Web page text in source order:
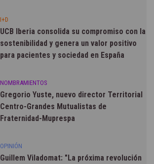
I+D
UCB Iberia consolida su compromiso con la
sostenibilidad y genera un valor positivo
para pacientes y sociedad en España
NOMBRAMIENTOS
Gregorio Yuste, nuevo director Territorial
Centro-Grandes Mutualistas de
Fraternidad-Muprespa
OPINIÓN
Guillem Viladomat: "La próxima revolución